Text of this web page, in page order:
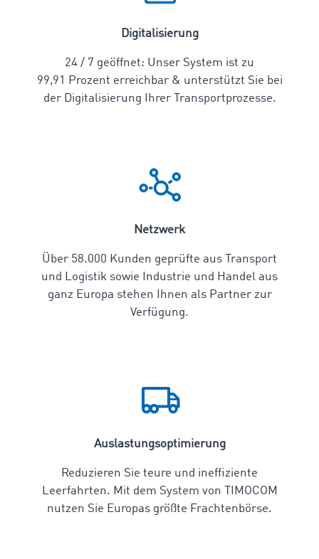
Digitalisierung
24 / 7 geöffnet: Unser System ist zu
99,91 Prozent erreichbar & unterstützt Sie bei
der Digitalisierung Ihrer Transportprozesse.
Netzwerk
Über 58.000 Kunden geprüfte aus Transport
und Logistik sowie Industrie und Handel aus
ganz Europa stehen Ihnen als Partner zur
Verfügung.
Auslastungsoptimierung
Reduzieren Sie teure und ineffiziente
Leerfahrten. Mit dem System von TIMOCOM
nutzen Sie Europas größte Frachtenbörse.